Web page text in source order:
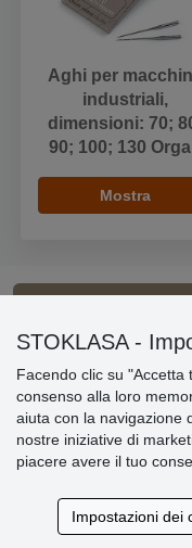
Aghi per
industriali,
dimensioni: 70;
90; 100; 130
Mostra
Informazioni
» Impostazioni dei
» Termini &
» Informativa sulla
» Consegna e
» Garanzia e resi
STOKLASA -
Facendo clic su "Accetta
consenso alla loro
aiuta con la navigazione
nostre iniziative di
piacere avere il tuo
Impostazioni dei